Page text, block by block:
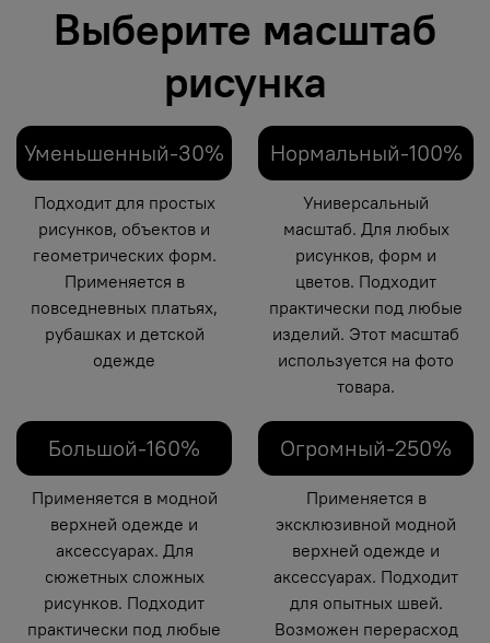
Выберите масштаб
рисунка
Уменьшенный-30%
Подходит для простых
рисунков, объектов и
геометрических форм.
Применяется в
повседневных платьях,
рубашках и детской
одежде
Нормальный-100%
Универсальный
масштаб. Для любых
рисунков, форм и
цветов. Подходит
практически под любые
изделий. Этот масштаб
используется на фото
товара.
Большой-160%
Применяется в модной
верхней одежде и
аксессуарах. Для
сюжетных сложных
рисунков. Подходит
практически под любые
Огромный-250%
Применяется в
эксклюзивной модной
верхней одежде и
аксессуарах. Подходит
для опытных швей.
Возможен перерасход